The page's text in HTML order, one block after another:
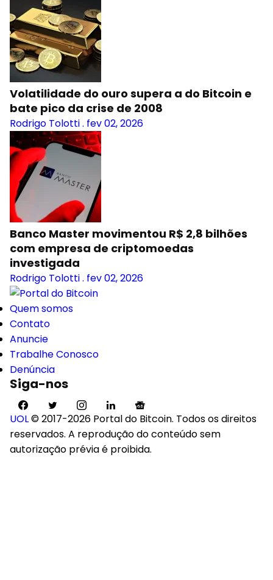
Volatilidade do ouro supera a do Bitcoin e
bate pico da crise de 2008
Rodrigo Tolotti. fev 02, 2026
Banco Master movimentou R$ 2,8 bilhões
com empresa de criptomoedas
investigada
Rodrigo Tolotti. fev 02, 2026
Quem somos
Contato
Anuncie
Trabalhe Conosco
Denúncia
Siga-nos
UOL© 2017-2026 Portal do Bitcoin. Todos os direitos
reservados. A reprodução do conteúdo sem
autorização prévia é proibida.